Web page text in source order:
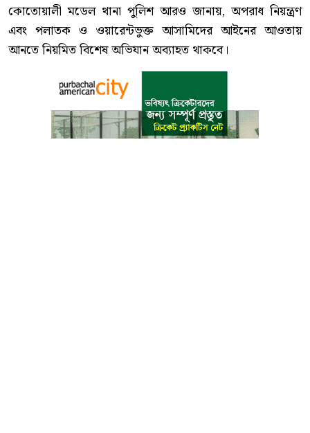
কোতোয়ালী মডেল থানা পুলিশ আরও জানায়, অপরাধ নিয়ন্ত্রণ
এবং পলাতক ও ওয়ারেন্টভুক্ত আসামিদের আইনের আওতায়
আনতে নিয়মিত বিশেষ অভিযান অব্যাহত থাকবে।